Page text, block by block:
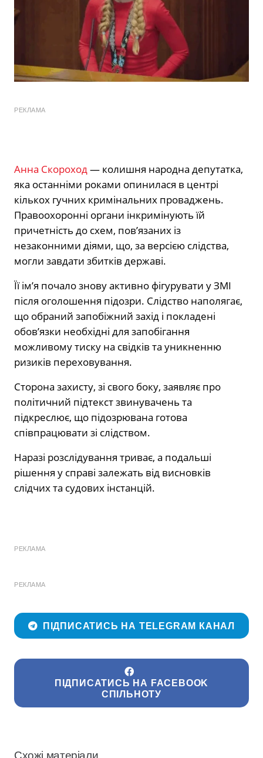
РЕКЛАМА
Анна Скороход— колишня народна депутатка,
яка останніми роками опинилася в центрі
кількох гучних кримінальних проваджень.
Правоохоронні органи інкримінують їй
причетність до схем, пов’язаних із
незаконними діями, що, за версією слідства,
могли завдати збитків державі.
Її ім’я почало знову активно фігурувати у ЗМІ
після оголошення підозри. Слідство наполягає,
що обраний запобіжний захід і покладені
обов’язки необхідні для запобігання
можливому тиску на свідків та уникненню
ризиків переховування.
Сторона захисту, зі свого боку, заявляє про
політичний підтекст звинувачень та
підкреслює, що підозрювана готова
співпрацювати зі слідством.
Наразі розслідування триває, а подальші
рішення у справі залежать від висновків
слідчих та судових інстанцій.
РЕКЛАМА
РЕКЛАМА
ПІДПИСАТИСЬ НА TELEGRAM КАНАЛ
ПІДПИСАТИСЬ НА FACEBOOK
СПІЛЬНОТУ